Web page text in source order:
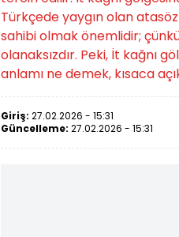
Türkçede yaygın olan
sahibi olmak önemlidir;
olanaksızdır. Peki, İt kağnı
anlamı ne demek, kısaca
Giriş: 27.02.2026 - 15:31
Güncelleme: 27.02.2026 - 15:31